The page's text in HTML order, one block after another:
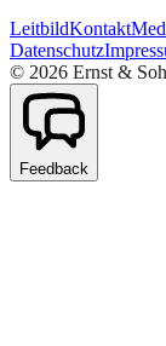
LeitbildKontakt
Datenschutz
© 2026 Ernst &
Feedback